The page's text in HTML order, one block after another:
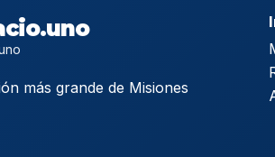
más grande de Misiones